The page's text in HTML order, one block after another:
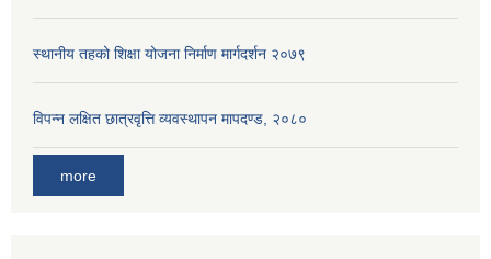
स्थानीय तहको शिक्षा योजना निर्माण मार्गदर्शन २०७९
विपन्न लक्षित छात्रवृत्ति व्यवस्थापन मापदण्ड, २०८०
more